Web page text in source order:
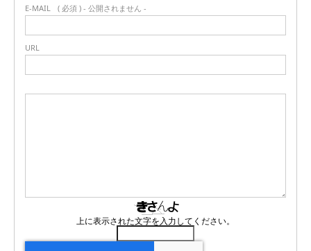
E-MAIL ( 必須 ) - 公開されません -
URL
上に表示された文字を入力してください。